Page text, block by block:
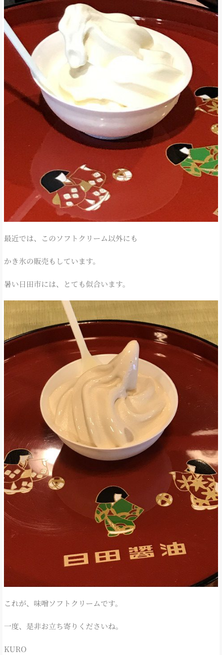
最近では、このソフトクリーム以外にも
かき氷の販売もしています。
暑い日田市には、とても似合います。
これが、味噌ソフトクリームです。
一度、是非お立ち寄りくださいね。
KURO